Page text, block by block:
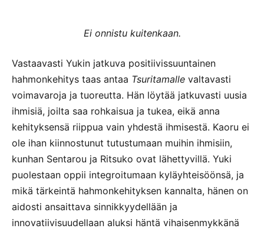
Ei onnistu kuitenkaan.
Vastaavasti Yukin jatkuva positiivissuuntainen
hahmonkehitys taas antaa Tsuritamalle valtavasti
voimavaroja ja tuoreutta. Hän löytää jatkuvasti uusia
ihmisiä, joilta saa rohkaisua ja tukea, eikä anna
kehityksensä riippua vain yhdestä ihmisestä. Kaoru ei
ole ihan kiinnostunut tutustumaan muihin ihmisiin,
kunhan Sentarou ja Ritsuko ovat lähettyvillä. Yuki
puolestaan oppii integroitumaan kyläyhteisöönsä, ja
mikä tärkeintä hahmonkehityksen kannalta, hänen on
aidosti ansaittava sinnikkyydellään ja
innovatiivisuudellaan aluksi häntä vihaisenmykkänä